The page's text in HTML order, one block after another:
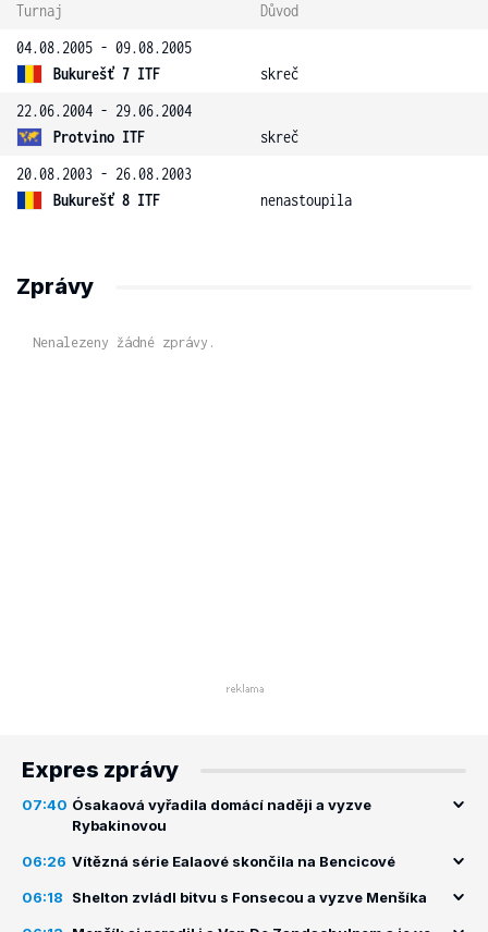
Turnaj
Důvod
04.08.2005 - 09.08.2005
Bukurešť 7 ITF
skreč
22.06.2004 - 29.06.2004
Protvino ITF
skreč
20.08.2003 - 26.08.2003
Bukurešť 8 ITF
nenastoupila
Zprávy
Nenalezeny žádné zprávy.
Expres zprávy
07:40 Ósakaová vyřadila domácí naději a vyzve
Rybakinovou
06:26 Vítězná série Ealaové skončila na Bencicové
06:18 Shelton zvládl bitvu s Fonsecou a vyzve Menšíka